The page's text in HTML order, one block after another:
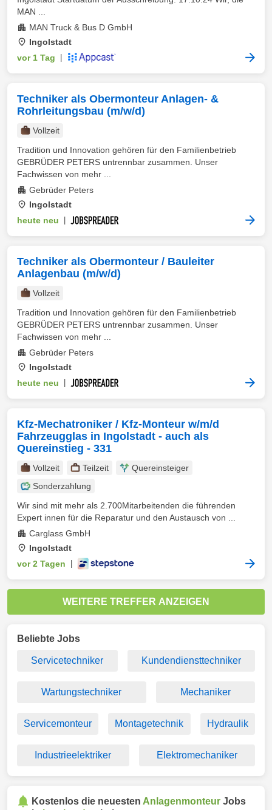
MAN ...
MAN Truck & Bus D GmbH
Ingolstadt
vor 1 Tag
Techniker als Obermonteur Anlagen- &
Rohrleitungsbau (m/w/d)
Vollzeit
Tradition und Innovation gehören für den Familienbetrieb
GEBRÜDER PETERS untrennbar zusammen. Unser
Fachwissen von mehr ...
Gebrüder Peters
Ingolstadt
heute neu
Techniker als Obermonteur / Bauleiter
Anlagenbau (m/w/d)
Vollzeit
Tradition und Innovation gehören für den Familienbetrieb
GEBRÜDER PETERS untrennbar zusammen. Unser
Fachwissen von mehr ...
Gebrüder Peters
Ingolstadt
heute neu
Kfz-Mechatroniker / Kfz-Monteur w/m/d
Fahrzeugglas in Ingolstadt - auch als
Quereinstieg - 331
Vollzeit Teilzeit
Quereinsteiger
Sonderzahlung
Wir sind mit mehr als 2.700Mitarbeitenden die führenden
Expert innen für die Reparatur und den Austausch von ...
Carglass GmbH
Ingolstadt
vor 2 Tagen
WEITERE TREFFER ANZEIGEN
Beliebte Jobs
Servicetechniker Kundendiensttechniker
Wartungstechniker Mechaniker
Servicemonteur Montagetechnik Hydraulik
Industrieelektriker Elektromechaniker
Kostenlos die neuesten Anlagenmonteur Jobs